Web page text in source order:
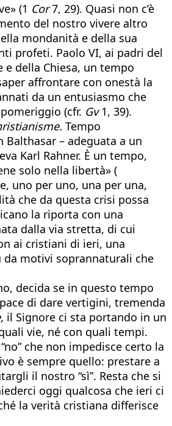
(1 Cor7, 29). Quasi non c’è
del nostro vivere altro
mondanità e della sua
profeti. Paolo VI, ai padri del
della Chiesa, un tempo
affrontare con onestà la
da un entusiasmo che
(cfr. Gv1, 39).
Tempo
– adeguata a un
Karl Rahner. È un tempo,
solo nella libertà» (
uno per uno, una per una,
che da questa crisi possa
la riporta con una
dalla via stretta, di cui
ai cristiani di ieri, una
da motivi soprannaturali che
decida se in questo tempo
di dare vertigini, tremenda
il Signore ci sta portando in un
vie, né con quali tempi.
che non impedisce certo la
è sempre quello: prestare a
il nostro “sì”. Resta che si
oggi qualcosa che ieri ci
la verità cristiana differisce